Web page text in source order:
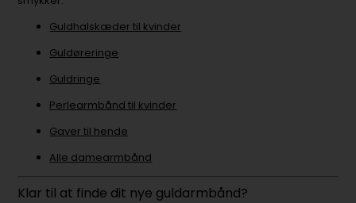
Guldhalskæder til kvinder
Guldøreringe
Guldringe
Perlearmbånd til kvinder
Gaver til hende
Alle damearmbånd
Klar til at finde dit nye guldarmbånd?